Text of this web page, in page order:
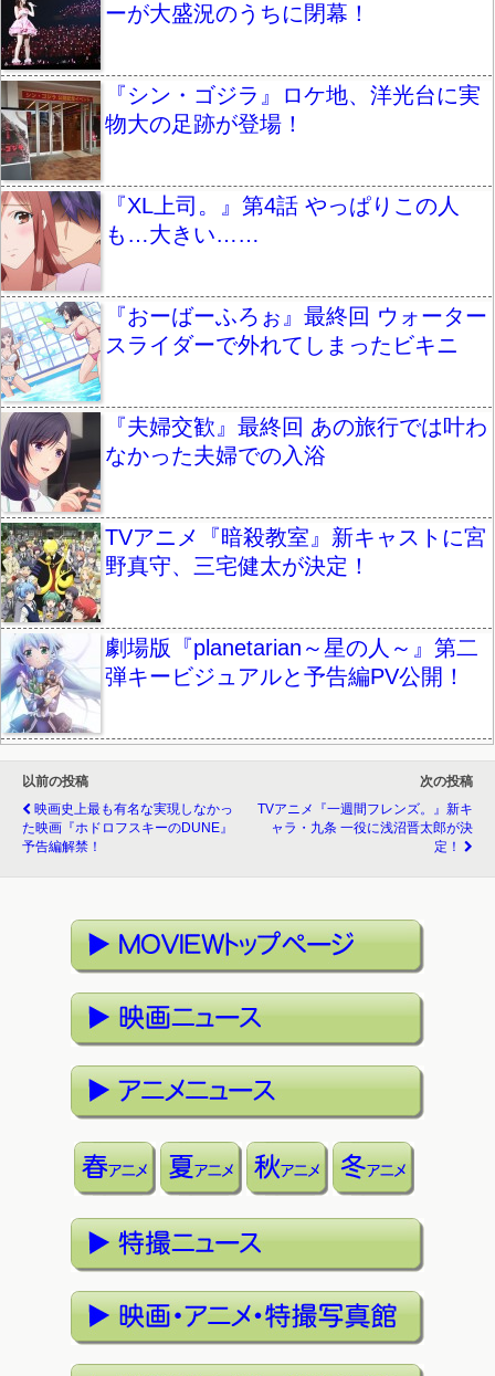
ーが大盛況のうちに閉幕！
『シン・ゴジラ』ロケ地、洋光台に実
物大の足跡が登場！
『XL上司。』第4話 やっぱりこの人
も…大きい……
『おーばーふろぉ』最終回 ウォーター
スライダーで外れてしまったビキニ
『夫婦交歓』最終回 あの旅行では叶わ
なかった夫婦での入浴
TVアニメ『暗殺教室』新キャストに宮
野真守、三宅健太が決定！
劇場版『planetarian～星の人～』第二
弾キービジュアルと予告編PV公開！
以前の投稿
映画史上最も有名な実現しなかっ
た映画『ホドロフスキーのDUNE』
予告編解禁！
次の投稿
TVアニメ『一週間フレンズ。』新キ
ャラ・九条 一役に浅沼晋太郎が決
定！